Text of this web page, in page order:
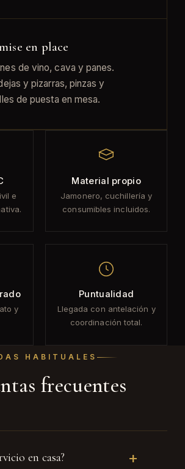
en place
de vino, cava y panes.
y pizarras, pinzas y
de puesta en mesa.
e
Material propio
Jamonero, cuchillería y
consumibles incluidos.
y
Puntualidad
Llegada con antelación y
coordinación total.
HABITUALES
frecuentes
en casa?